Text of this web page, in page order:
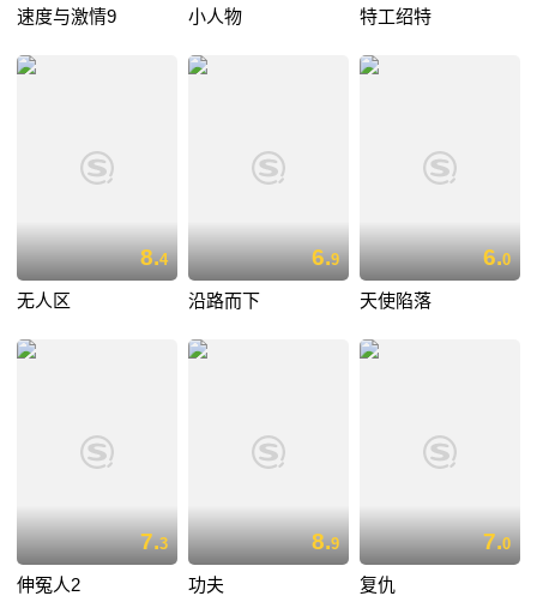
速度与激情9 小人物 特工绍特
8.4
无人区
6.9
沿路而下
6.0
天使陷落
7.3
伸冤人2
8.9
功夫
7.0
复仇